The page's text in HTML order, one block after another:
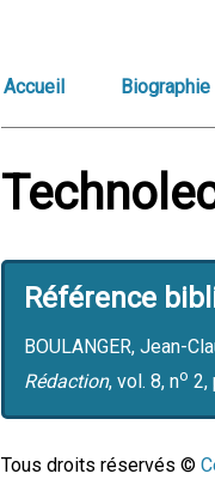
Accueil Biographie
Référence
BOULANGER, Jean-
Rédaction, vol. 8, no 2,
Tous droits réservés ©